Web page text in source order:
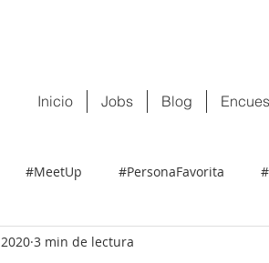
Inicio Jobs Blog
#MeetUp #PersonaFavorita
3 min de lectura